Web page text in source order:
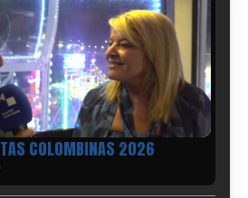
COLOMBINAS 2026